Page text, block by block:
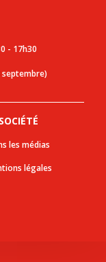
- 17h30
septembre)
SOCIÉTÉ
les médias
légales